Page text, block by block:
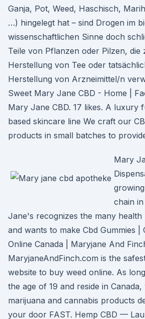
Ganja, Pot, Weed, Haschisch,
…) hingelegt hat – sind Drogen im
wissenschaftlichen Sinne doch
Teile von Pflanzen oder Pilzen, die
Herstellung von Tee oder
Herstellung von Arzneimittel/n
Sweet Mary Jane CBD - Home |
Mary Jane CBD. 17 likes. A luxury
based skincare line We craft our
products in small batches to
Mary
chain
Jane's recognizes the many health
and wants to make Cbd Gummies |
Online Canada | Maryjane And
MaryjaneAndFinch.com is the
website to buy weed online. As
the age of 19 and reside in
marijuana and cannabis products
your door FAST. Hemp CBD —